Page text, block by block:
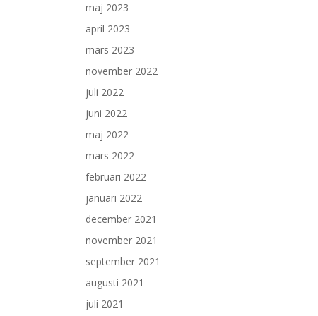
maj 2023
april 2023
mars 2023
november 2022
juli 2022
juni 2022
maj 2022
mars 2022
februari 2022
januari 2022
december 2021
november 2021
september 2021
augusti 2021
juli 2021